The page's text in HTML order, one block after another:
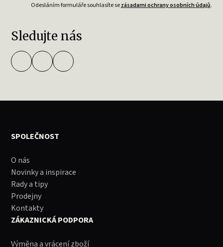
Odesláním formuláře souhlasíte sezásadami ochrany osobních údajů.
Sledujte nás
SPOLEČNOST
O nás
Novinky a inspirace
Rady a tipy
Prodejny
Kontakty
ZÁKAZNICKÁ PODPORA
Výměna a vrácení zboží